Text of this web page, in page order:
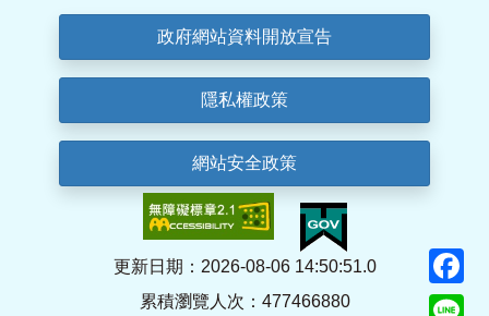
政府網站資料開放宣告
隱私權政策
網站安全政策
更新日期：2026-08-06 14:50:51.0
累積瀏覽人次：477466880